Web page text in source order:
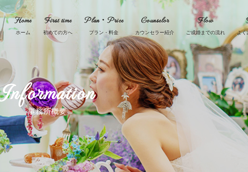
Home First time Plan・Price Counselor Flow
Information
事務所概要